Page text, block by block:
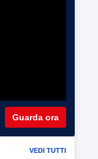
Guarda ora
VEDI TUTTI